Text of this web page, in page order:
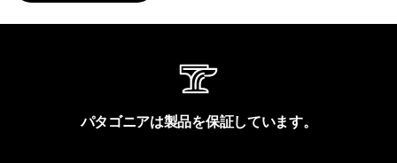
パタゴニアは製品を保証しています。